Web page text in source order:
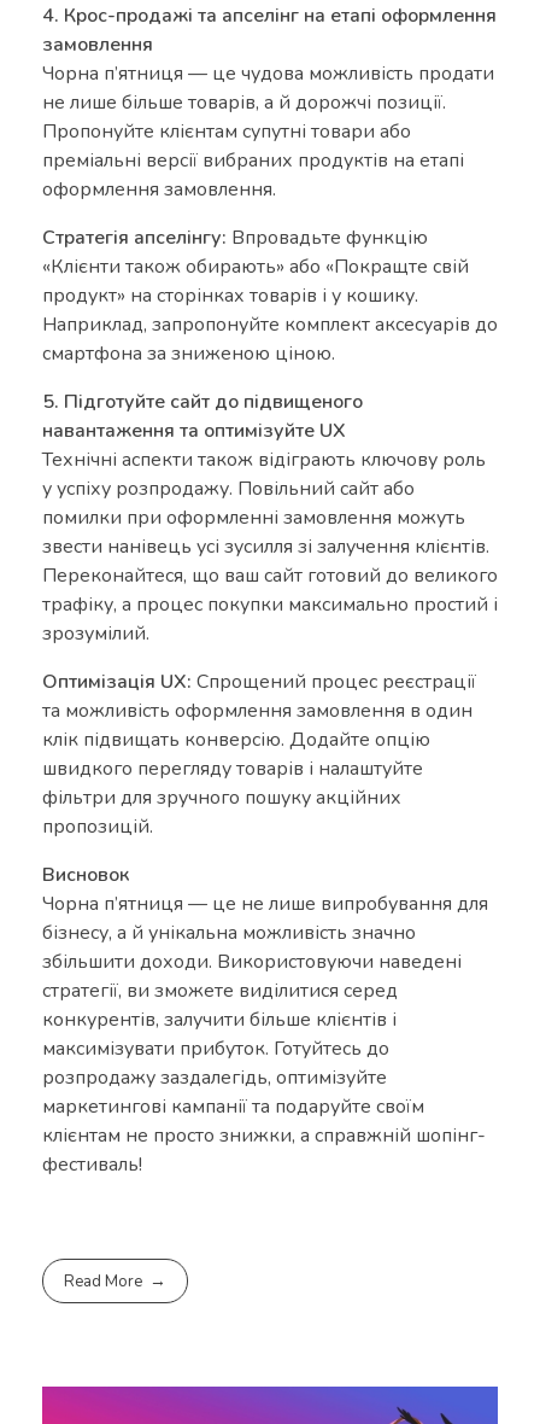
4. Крос-продажі та апселінг на етапі оформлення
замовлення
Чорна п’ятниця — це чудова можливість продати
не лише більше товарів, а й дорожчі позиції.
Пропонуйте клієнтам супутні товари або
преміальні версії вибраних продуктів на етапі
оформлення замовлення.
Стратегія апселінгу: Впровадьте функцію
«Клієнти також обирають» або «Покращте свій
продукт» на сторінках товарів і у кошику.
Наприклад, запропонуйте комплект аксесуарів до
смартфона за зниженою ціною.
5. Підготуйте сайт до підвищеного
навантаження та оптимізуйте UX
Технічні аспекти також відіграють ключову роль
у успіху розпродажу. Повільний сайт або
помилки при оформленні замовлення можуть
звести нанівець усі зусилля зі залучення клієнтів.
Переконайтеся, що ваш сайт готовий до великого
трафіку, а процес покупки максимально простий і
зрозумілий.
Оптимізація UX: Спрощений процес реєстрації
та можливість оформлення замовлення в один
клік підвищать конверсію. Додайте опцію
швидкого перегляду товарів і налаштуйте
фільтри для зручного пошуку акційних
пропозицій.
Висновок
Чорна п’ятниця — це не лише випробування для
бізнесу, а й унікальна можливість значно
збільшити доходи. Використовуючи наведені
стратегії, ви зможете виділитися серед
конкурентів, залучити більше клієнтів і
максимізувати прибуток. Готуйтесь до
розпродажу заздалегідь, оптимізуйте
маркетингові кампанії та подаруйте своїм
клієнтам не просто знижки, а справжній шопінг-
фестиваль!
Read More